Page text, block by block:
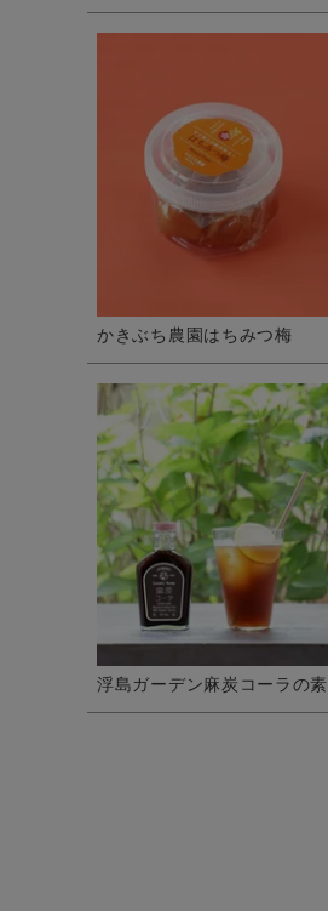
かきぶち農園はちみつ梅
浮島ガーデン麻炭コーラの素